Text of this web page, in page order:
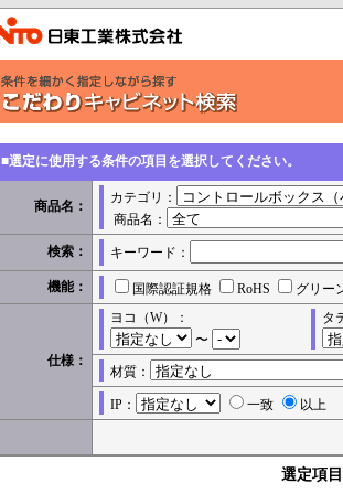
■選定に使用する条件の項目を選択してください。
商品名：
カテゴリ：
商品名：
検索： キーワード：
機能： 国際認証規格 RoHS グリー
仕様：
ヨコ（W）：
〜
タ
材質：
IP： 一致 以上
選定項